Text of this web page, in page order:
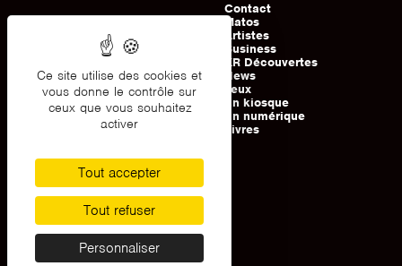
Contact
Matos
Artistes
Business
KR Découvertes
News
Jeux
En kiosque
En numérique
Livres
Ce site utilise des cookies et
vous donne le contrôle sur
ceux que vous souhaitez
activer
Tout accepter
Tout refuser
Personnaliser